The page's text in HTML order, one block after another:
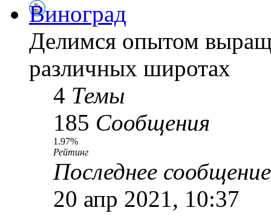
Виноград
Делимся опытом
различных широтах
4 Темы
185 Сообщения
1.97%
Рейтинг
Последнее сообщение
20 апр 2021, 10:37